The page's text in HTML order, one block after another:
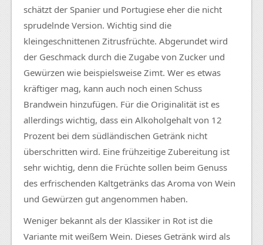
schätzt der Spanier und Portugiese eher die nicht
sprudelnde Version. Wichtig sind die
kleingeschnittenen Zitrusfrüchte. Abgerundet wird
der Geschmack durch die Zugabe von Zucker und
Gewürzen wie beispielsweise Zimt. Wer es etwas
kräftiger mag, kann auch noch einen Schuss
Brandwein hinzufügen. Für die Originalität ist es
allerdings wichtig, dass ein Alkoholgehalt von 12
Prozent bei dem südländischen Getränk nicht
überschritten wird. Eine frühzeitige Zubereitung ist
sehr wichtig, denn die Früchte sollen beim Genuss
des erfrischenden Kaltgetränks das Aroma von Wein
und Gewürzen gut angenommen haben.
Weniger bekannt als der Klassiker in Rot ist die
Variante mit weißem Wein. Dieses Getränk wird als